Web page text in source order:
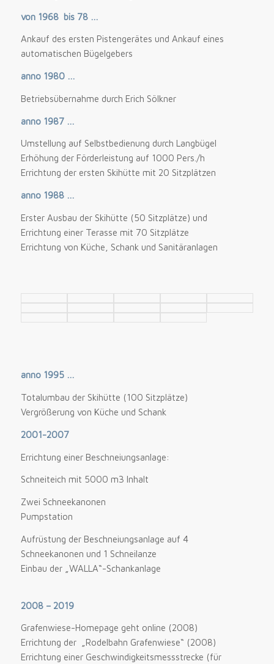
von 1968 bis 78 …
Ankauf des ersten Pistengerätes und Ankauf eines
automatischen Bügelgebers
anno 1980 …
Betriebsübernahme durch Erich Sölkner
anno 1987 …
Umstellung auf Selbstbedienung durch Langbügel
Erhöhung der Förderleistung auf 1000 Pers./h
Errichtung der ersten Skihütte mit 20 Sitzplätzen
anno 1988 …
Erster Ausbau der Skihütte (50 Sitzplätze) und
Errichtung einer Terasse mit 70 Sitzplätze
Errichtung von Küche, Schank und Sanitäranlagen
anno 1995 …
Totalumbau der Skihütte (100 Sitzplätze)
Vergrößerung von Küche und Schank
2001-2007
Errichtung einer Beschneiungsanlage:
Schneiteich mit 5000 m3 Inhalt
Zwei Schneekanonen
Pumpstation
Aufrüstung der Beschneiungsanlage auf 4
Schneekanonen und 1 Schneilanze
Einbau der „WALLA“-Schankanlage
2008 – 2019
Grafenwiese-Homepage geht online (2008)
Errichtung der „Rodelbahn Grafenwiese“ (2008)
Errichtung einer Geschwindigkeitsmessstrecke (für